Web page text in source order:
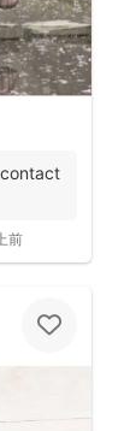
前